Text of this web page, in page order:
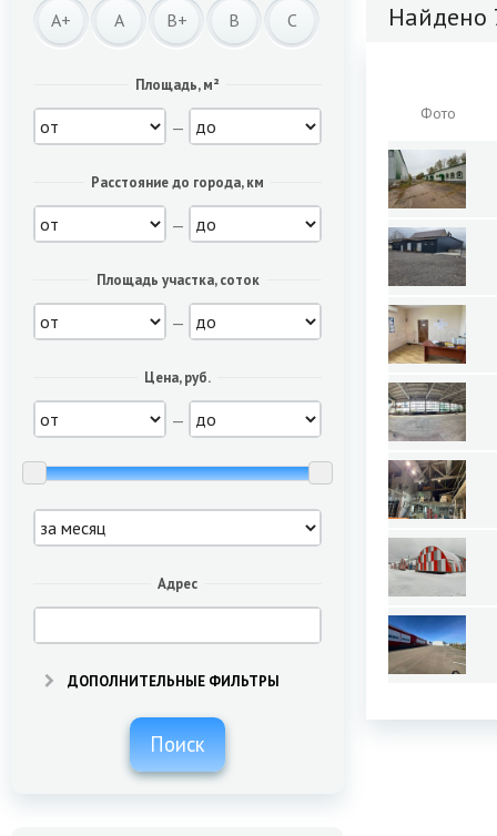
A+ A B+ B C
Площадь, м²
—
Расстояние до города, км
—
Площадь участка, соток
—
Цена, руб.
—
Адрес
ДОПОЛНИТЕЛЬНЫЕ ФИЛЬТРЫ
Поиск
Найдено
Фото